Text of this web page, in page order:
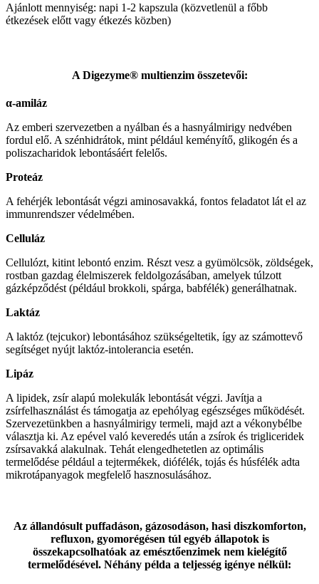
Ajánlott mennyiség: napi 1-2 kapszula (közvetlenül a főbb
étkezések előtt vagy étkezés közben)
A Digezyme® multienzim összetevői:
α-amiláz
Az emberi szervezetben a nyálban és a hasnyálmirigy nedvében
fordul elő. A szénhidrátok, mint például keményítő, glikogén és a
poliszacharidok lebontásáért felelős.
Proteáz
A fehérjék lebontását végzi aminosavakká, fontos feladatot lát el az
immunrendszer védelmében.
Celluláz
Cellulózt, kitint lebontó enzim. Részt vesz a gyümölcsök, zöldségek,
rostban gazdag élelmiszerek feldolgozásában, amelyek túlzott
gázképződést (például brokkoli, spárga, babfélék) generálhatnak.
Laktáz
A laktóz (tejcukor) lebontásához szükségeltetik, így az számottevő
segítséget nyújt laktóz-intolerancia esetén.
Lipáz
A lipidek, zsír alapú molekulák lebontását végzi. Javítja a
zsírfelhasználást és támogatja az epehólyag egészséges működését.
Szervezetünkben a hasnyálmirigy termeli, majd azt a vékonybélbe
választja ki. Az epével való keveredés után a zsírok és trigliceridek
zsírsavakká alakulnak. Tehát elengedhetetlen az optimális
termelődése például a tejtermékek, diófélék, tojás és húsfélék adta
mikrotápanyagok megfelelő hasznosulásához.
Az állandósult puffadáson, gázosodáson, hasi diszkomforton,
refluxon, gyomorégésen túl egyéb állapotok is
összekapcsolhatóak az emésztőenzimek nem kielégítő
termelődésével. Néhány példa a teljesség igénye nélkül: